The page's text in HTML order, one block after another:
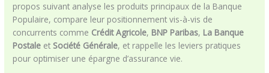
propos suivant analyse les produits principaux de la Banque
Populaire, compare leur positionnement vis-à-vis de
concurrents comme Crédit Agricole, BNP Paribas, La Banque
Postale et Société Générale, et rappelle les leviers pratiques
pour optimiser une épargne d’assurance vie.